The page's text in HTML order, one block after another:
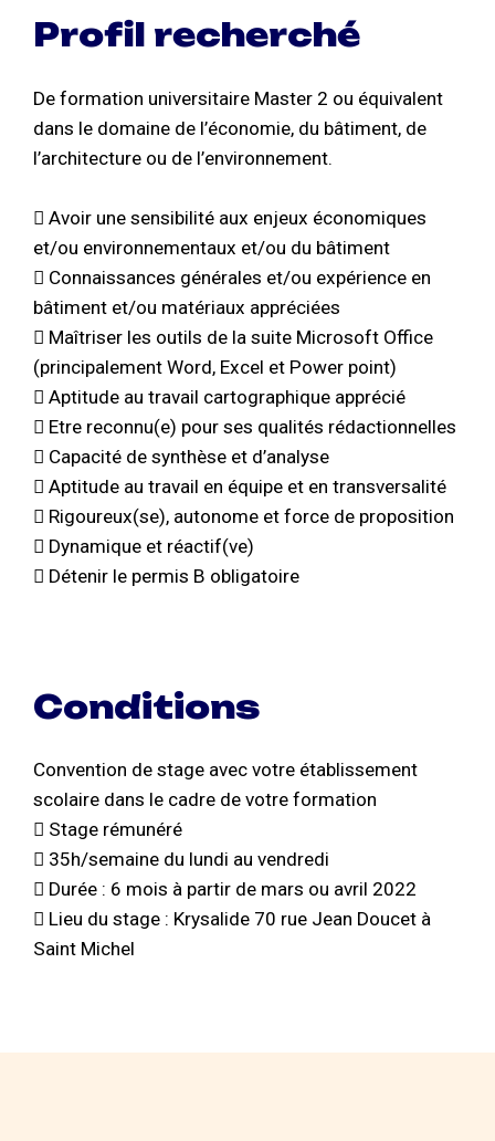
Profil recherché
De formation universitaire Master 2 ou équivalent
dans le domaine de l’économie, du bâtiment, de
l’architecture ou de l’environnement.
 Avoir une sensibilité aux enjeux économiques
et/ou environnementaux et/ou du bâtiment
 Connaissances générales et/ou expérience en
bâtiment et/ou matériaux appréciées
 Maîtriser les outils de la suite Microsoft Office
(principalement Word, Excel et Power point)
 Aptitude au travail cartographique apprécié
 Etre reconnu(e) pour ses qualités rédactionnelles
 Capacité de synthèse et d’analyse
 Aptitude au travail en équipe et en transversalité
 Rigoureux(se), autonome et force de proposition
 Dynamique et réactif(ve)
 Détenir le permis B obligatoire
Conditions
Convention de stage avec votre établissement
scolaire dans le cadre de votre formation
 Stage rémunéré
 35h/semaine du lundi au vendredi
 Durée : 6 mois à partir de mars ou avril 2022
 Lieu du stage : Krysalide 70 rue Jean Doucet à
Saint Michel